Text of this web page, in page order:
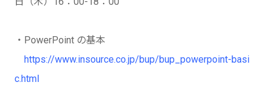
・PowerPoint の基本
https://www.insource.co.jp/bup/bup_powerpoint-basi
c.html